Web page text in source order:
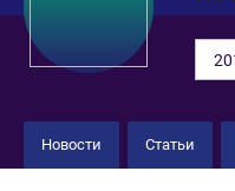
Новости Статьи